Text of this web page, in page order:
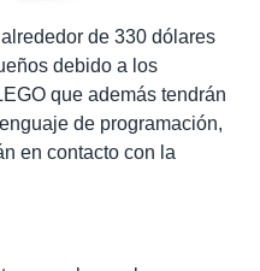
de 330 dólares
debido a los
que además tendrán
de programación,
en contacto con la